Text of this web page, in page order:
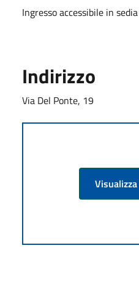
Ingresso accessibile in
Indirizzo
Via Del Ponte, 19